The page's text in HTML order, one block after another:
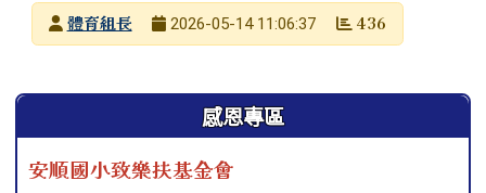
發布者體育組長
2026-05-14 11:06:37 436
左邊區域內容 感恩專區
安順國小致樂扶基金會